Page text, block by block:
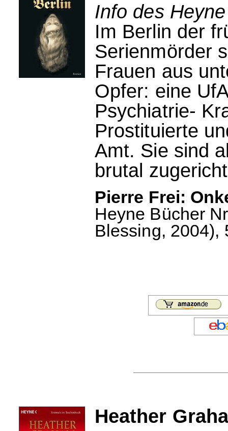
Info des
Im Berlin der
Serienmörder
Frauen aus
Opfer: eine
Psychiatrie-
Prostituierte
Amt. Sie sind
brutal
Pierre Frei:
Heyne Bücher
Blessing, 2004),
Heather